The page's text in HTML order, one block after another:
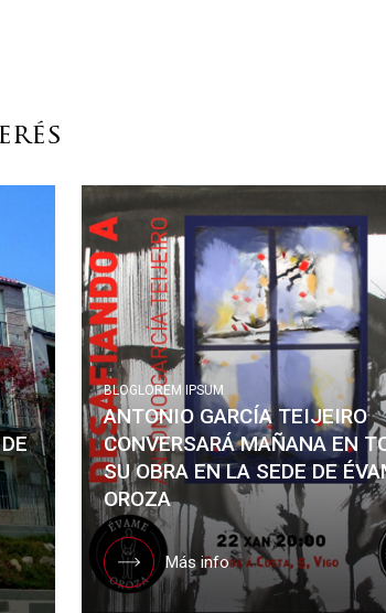
BLOG LOREM IPSUM
ANTONIO GARCÍA TEIJEIRO
CONVERSARÁ MAÑANA EN
SU OBRA EN LA SEDE DE
OROZA
Más info